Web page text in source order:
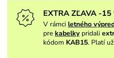
EXTRA ZĽAVA -15
V rámci letného
pre kabelky pridali
kódom KAB15. Platí